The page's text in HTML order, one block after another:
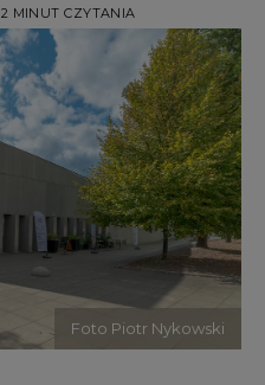
2 MINUT CZYTANIA
Foto Piotr Nykowski